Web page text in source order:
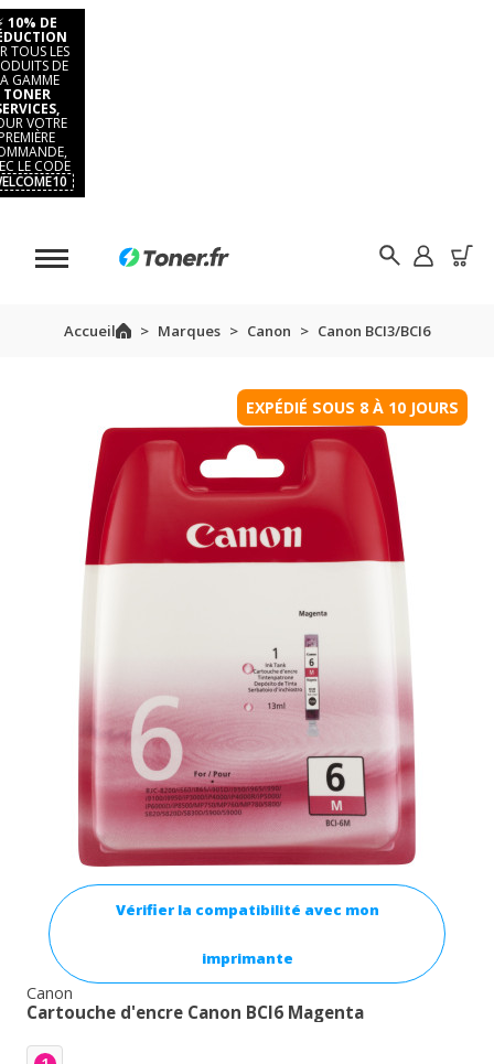
10% DE
TOUS LES
DE
GAMME
TONER
VOTRE
LE CODE
Accueil Marques Canon Canon BCI3/BCI6
EXPÉDIÉ SOUS 8 À 10 JOURS
Vérifier la compatibilité avec mon
imprimante
Canon
Cartouche d'encre Canon BCI6 Magenta